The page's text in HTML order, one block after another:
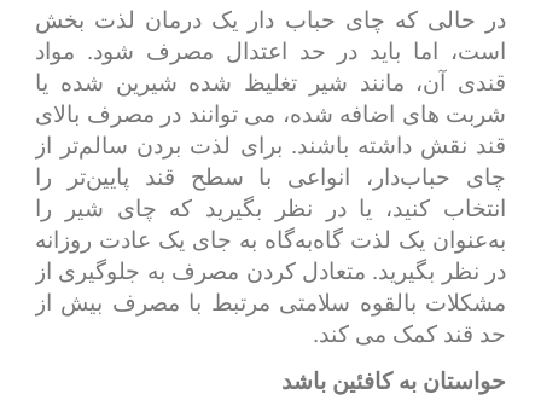
در حالی که چای حباب دار یک درمان لذت بخش
است، اما باید در حد اعتدال مصرف شود. مواد
قندی آن، مانند شیر تغلیظ شده شیرین شده یا
شربت های اضافه شده، می توانند در مصرف بالای
قند نقش داشته باشند. برای لذت بردن سالم‌تر از
چای حباب‌دار، انواعی با سطح قند پایین‌تر را
انتخاب کنید، یا در نظر بگیرید که چای شیر را
به‌عنوان یک لذت گاه‌به‌گاه به جای یک عادت روزانه
در نظر بگیرید. متعادل کردن مصرف به جلوگیری از
مشکلات بالقوه سلامتی مرتبط با مصرف بیش از
حد قند کمک می کند.
حواستان به کافئین باشد